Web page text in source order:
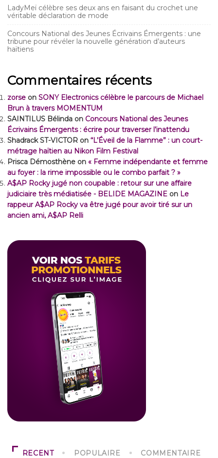
LadyMeï célèbre ses deux ans en faisant du crochet une
véritable déclaration de mode
Concours National des Jeunes Écrivains Émergents : une
tribune pour révéler la nouvelle génération d’auteurs
haïtiens
Commentaires récents
zorse on SONY Electronics célèbre le parcours de Michael
Brun à travers MOMENTUM
SAINTILUS Bélinda on Concours National des Jeunes
Écrivains Émergents : écrire pour traverser l’inattendu
Shadrack ST-VICTOR on “L’Éveil de la Flamme” : un court-
métrage haïtien au Nikon Film Festival
Prisca Démosthène on « Femme indépendante et femme
au foyer : la rime impossible ou le combo parfait ? »
A$AP Rocky jugé non coupable : retour sur une affaire
judiciaire très médiatisée - BELIDE MAGAZINE on Le
rappeur A$AP Rocky va être jugé pour avoir tiré sur un
ancien ami, A$AP Relli
RECENT POPULAIRE COMMENTAIRE